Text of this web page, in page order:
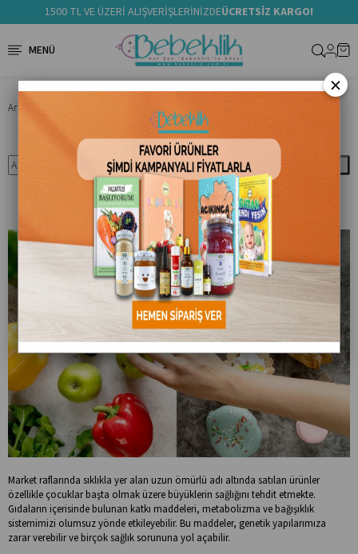
1500 TL VE ÜZERİ ALIŞVERİŞLERİNİZDEÜCRETSİZ KARGO!
Anasayfa Gıda Katkı Maddeleri Ne Kadar Zararlı?
Gıda Katkı Maddeleri Ne Kadar Zararlı?
Market raflarında sıklıkla yer alan uzun ömürlü adı altında satılan ürünler
özellikle çocuklar başta olmak üzere büyüklerin sağlığını tehdit etmekte.
Gıdaların içerisinde bulunan katkı maddeleri, metabolizma ve bağışıklık
sistemimizi olumsuz yönde etkileyebilir. Bu maddeler, genetik yapılarımıza
zarar verebilir ve birçok sağlık sorununa yol açabilir.
×